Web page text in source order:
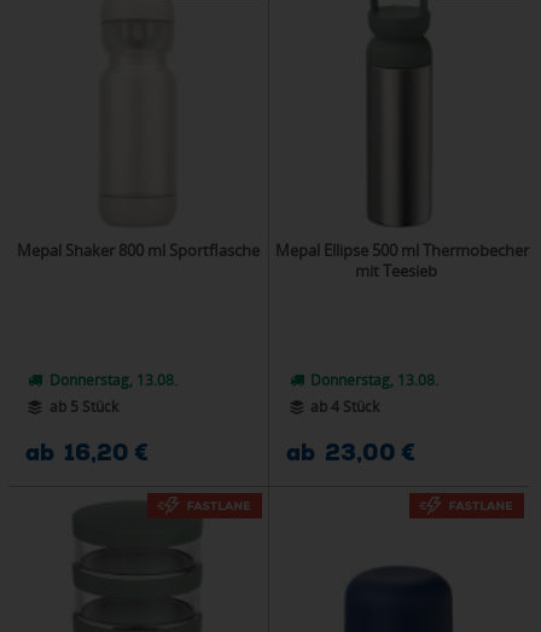
Mepal Shaker 800 ml Sportflasche
Donnerstag, 13.08.
ab 5 Stück
ab 16,20 €
Mepal Ellipse 500 ml Thermobecher
mit Teesieb
Donnerstag, 13.08.
ab 4 Stück
ab 23,00 €